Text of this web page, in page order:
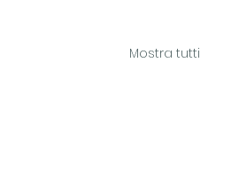
Mostra tutti